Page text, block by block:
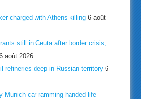
charged with Athens killing 6 août
still in Ceuta after border crisis,
6 août 2026
refineries deep in Russian territory 6
Munich car ramming handed life